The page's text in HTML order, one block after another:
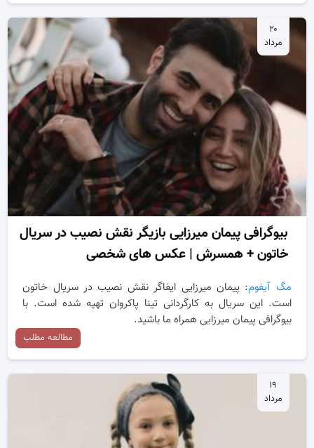
۲۰
مرداد
بیوگرافی پیمان میرزایی بازیگر نقش نصیب در سریال
خاتون + همسرش | عکس های شخصی
مگ آیفوم: پیمان میرزایی ایفاگر نقش نصیب در سریال خاتون
است. این سریال به کارگردانی تینا پاکروان تهیه شده است. با
بیوگرافی پیمان میرزایی همراه ما باشید.
مطالعه مطلب
۱۹
مرداد